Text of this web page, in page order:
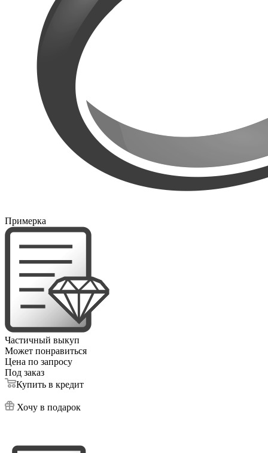
Примерка
Частичный выкуп
Может понравиться
Цена по запросу
Под заказ
Купить в кредит
Хочу в подарок